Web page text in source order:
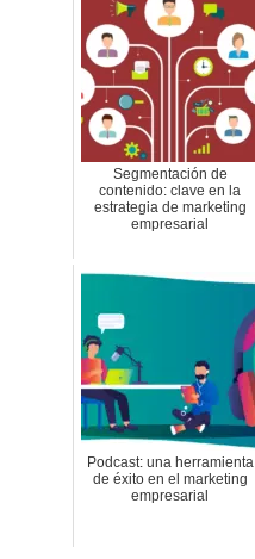
Segmentación de
contenido: clave en la
estrategia de marketing
empresarial
Podcast: una herramienta
de éxito en el marketing
empresarial